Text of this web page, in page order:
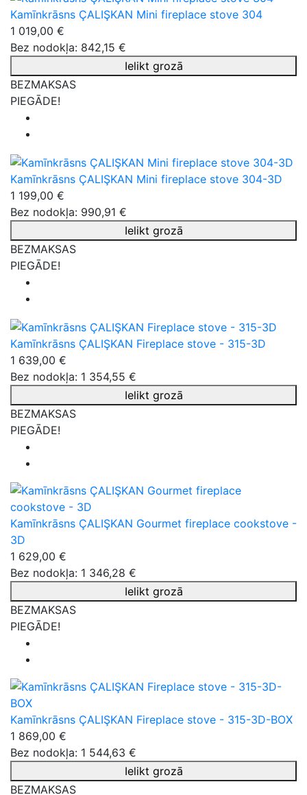
Kamīnkrāsns ÇALIŞKAN Mini fireplace stove 304
1 019,00 €
Bez nodokļa: 842,15 €
Ielikt grozā
BEZMAKSAS
PIEGĀDE!
Kamīnkrāsns ÇALIŞKAN Mini fireplace stove 304-3D
1 199,00 €
Bez nodokļa: 990,91 €
Ielikt grozā
BEZMAKSAS
PIEGĀDE!
Kamīnkrāsns ÇALIŞKAN Fireplace stove - 315-3D
1 639,00 €
Bez nodokļa: 1 354,55 €
Ielikt grozā
BEZMAKSAS
PIEGĀDE!
Kamīnkrāsns ÇALIŞKAN Gourmet fireplace cookstove -
3D
1 629,00 €
Bez nodokļa: 1 346,28 €
Ielikt grozā
BEZMAKSAS
PIEGĀDE!
Kamīnkrāsns ÇALIŞKAN Fireplace stove - 315-3D-BOX
1 869,00 €
Bez nodokļa: 1 544,63 €
Ielikt grozā
BEZMAKSAS